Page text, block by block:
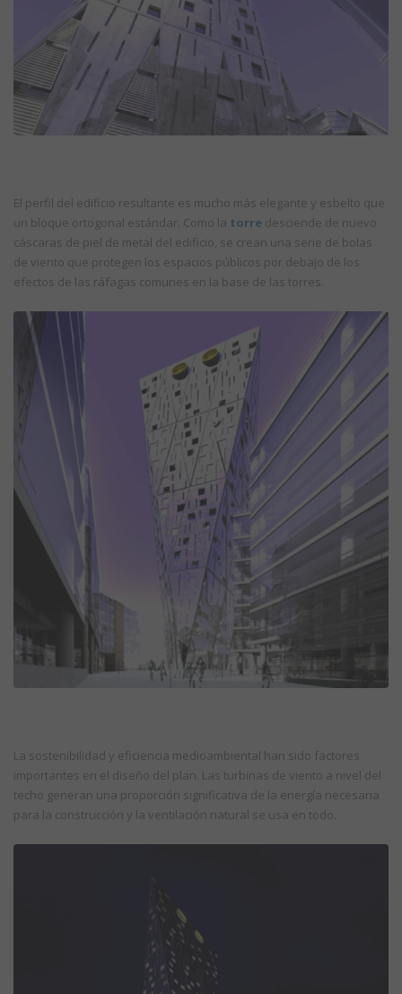
El perfil del edificio resultante es mucho más elegante y esbelto que
un bloque ortogonal estándar. Como la torre desciende de nuevo
cáscaras de piel de metal del edificio, se crean una serie de bolas
de viento que protegen los espacios públicos por debajo de los
efectos de las ráfagas comunes en la base de las torres.
La sostenibilidad y eficiencia medioambiental han sido factores
importantes en el diseño del plan. Las turbinas de viento a nivel del
techo generan una proporción significativa de la energía necesaria
para la construcción y la ventilación natural se usa en todo.